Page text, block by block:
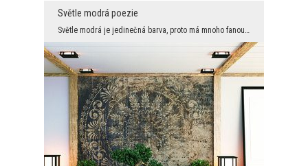
Světle modrá poezie
Světle modrá je jedinečná barva, proto má mnoho fanoušků. Často se stává hlavní barvou u stylovýc...